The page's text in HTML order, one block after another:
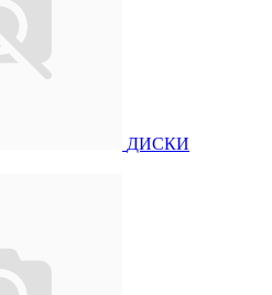
ДИСКИ